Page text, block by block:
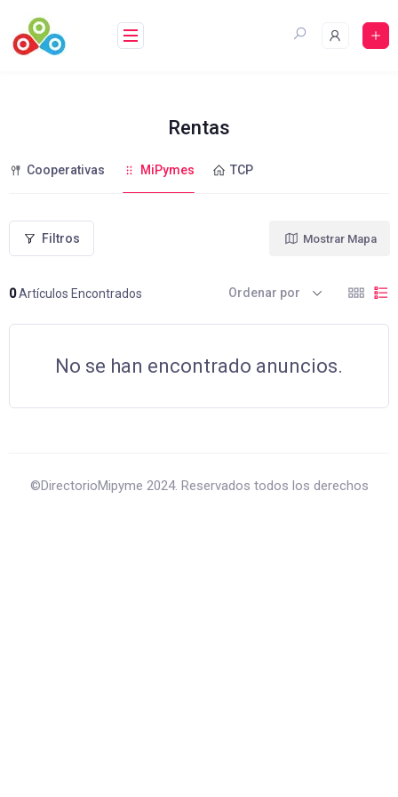
contenido
Rentas
Cooperativas MiPymes TCP
Filtros
0Artículos Encontrados
Mostrar Mapa
Ordenar por
No se han encontrado anuncios.
©DirectorioMipyme 2024. Reservados todos los derechos